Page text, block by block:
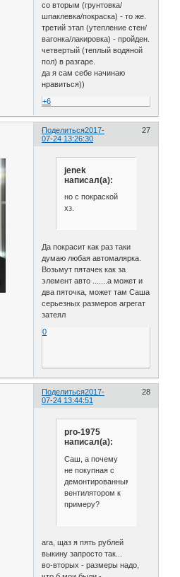
со вторым (грунтовка/
шпаклевка/покраска) - то же.
третий этап (утепление стен/
вагонка/лакировка) - пройден.
четвертый (теплый водяной
пол) в разгаре.
да я сам себе начинаю
нравиться))
+6
Поделиться 27
2017-
07-24 13:26:30
jenek
написал(а):
но с покраской
хз.
Да покрасит как раз таки
думаю любая автомалярка.
Возьмут пятачек как за
элемент авто .......а может и
два пяточка, может там Саша
серьезных размеров агрегат
затеял
0
Поделиться 28
2017-
07-24 13:44:51
pro-1975
написал(а):
Саш, а почему
не покупная с
демонтированным
вентилятором к
примеру?
ага, щаз я пять рублей
выкину запросто так...
во-вторых - размеры надо,